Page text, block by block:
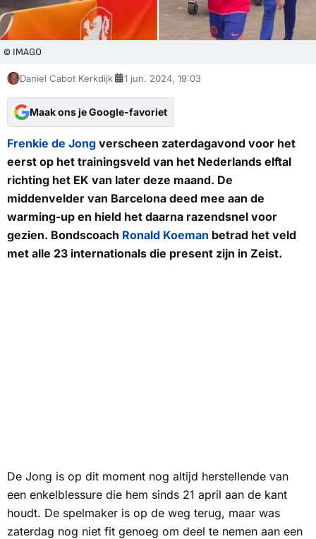
© IMAGO
Daniel Cabot Kerkdijk 1 jun. 2024, 19:03
Maak ons je Google-favoriet
Frenkie de Jong verscheen zaterdagavond voor het
eerst op het trainingsveld van het Nederlands elftal
richting het EK van later deze maand. De
middenvelder van Barcelona deed mee aan de
warming-up en hield het daarna razendsnel voor
gezien. Bondscoach Ronald Koeman betrad het veld
met alle 23 internationals die present zijn in Zeist.
De Jong is op dit moment nog altijd herstellende van
een enkelblessure die hem sinds 21 april aan de kant
houdt. De spelmaker is op de weg terug, maar was
zaterdag nog niet fit genoeg om deel te nemen aan een